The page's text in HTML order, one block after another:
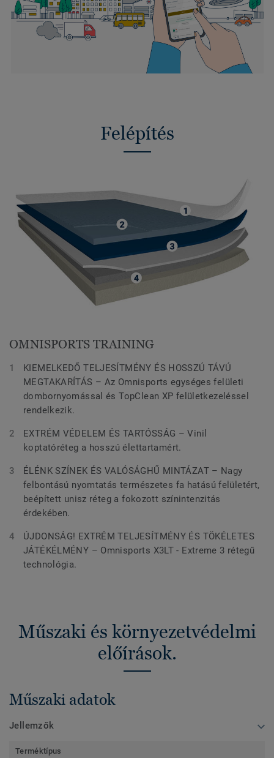
Felépítés
OMNISPORTS TRAINING
KIEMELKEDŐ TELJESÍTMÉNY ÉS HOSSZÚ TÁVÚ
MEGTAKARÍTÁS – Az Omnisports egységes felületi
dombornyomással és TopClean XP felületkezeléssel
rendelkezik.
EXTRÉM VÉDELEM ÉS TARTÓSSÁG – Vinil
koptatóréteg a hosszú élettartamért.
ÉLÉNK SZÍNEK ÉS VALÓSÁGHŰ MINTÁZAT – Nagy
felbontású nyomtatás természetes fa hatású felületért,
beépített unisz réteg a fokozott színintenzitás
érdekében.
ÚJDONSÁG! EXTRÉM TELJESÍTMÉNY ÉS TÖKÉLETES
JÁTÉKÉLMÉNY – Omnisports X3LT - Extreme 3 rétegű
technológia.
Műszaki és környezetvédelmi
előírások.
Műszaki adatok
Jellemzők
Terméktípus